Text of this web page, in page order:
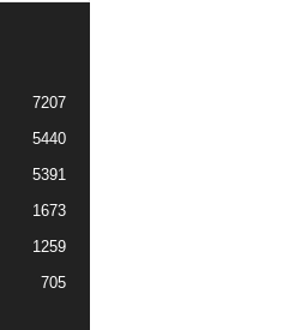
7207
5440
5391
1673
1259
705